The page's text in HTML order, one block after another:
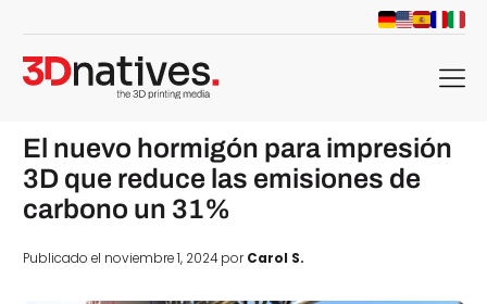
menu
El nuevo hormigón para impresión
3D que reduce las emisiones de
carbono un 31%
Publicado el noviembre 1, 2024 porCarol S.